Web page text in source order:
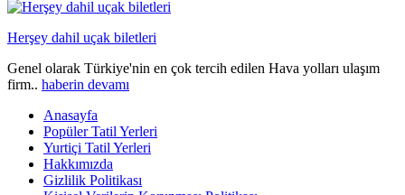
Herşey dahil uçak biletleri
Genel olarak Türkiye'nin en çok tercih edilen Hava yolları ulaşım
firm.. haberin devamı
Anasayfa
Popüler Tatil Yerleri
Yurtiçi Tatil Yerleri
Hakkımızda
Gizlilik Politikası